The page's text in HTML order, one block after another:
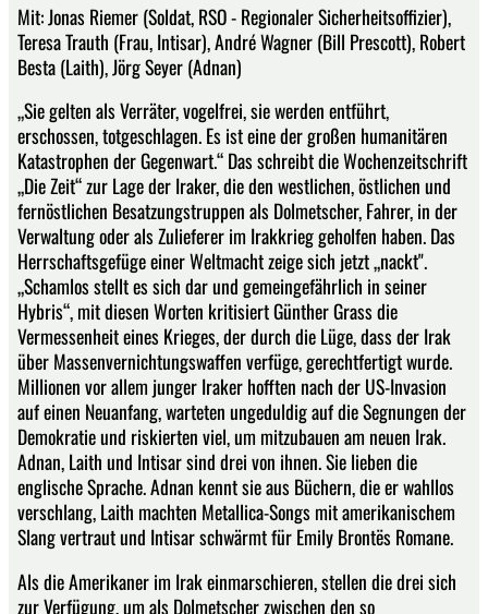
Mit: Jonas Riemer (Soldat, RSO - Regionaler Sicherheitsoffizier),
Teresa Trauth (Frau, Intisar), André Wagner (Bill Prescott), Robert
Besta (Laith), Jörg Seyer (Adnan)
„Sie gelten als Verräter, vogelfrei, sie werden entführt,
erschossen, totgeschlagen. Es ist eine der großen humanitären
Katastrophen der Gegenwart.“ Das schreibt die Wochenzeitschrift
„Die Zeit“ zur Lage der Iraker, die den westlichen, östlichen und
fernöstlichen Besatzungstruppen als Dolmetscher, Fahrer, in der
Verwaltung oder als Zulieferer im Irakkrieg geholfen haben. Das
Herrschaftsgefüge einer Weltmacht zeige sich jetzt „nackt".
„Schamlos stellt es sich dar und gemeingefährlich in seiner
Hybris“, mit diesen Worten kritisiert Günther Grass die
Vermessenheit eines Krieges, der durch die Lüge, dass der Irak
über Massenvernichtungswaffen verfüge, gerechtfertigt wurde.
Millionen vor allem junger Iraker hofften nach der US-Invasion
auf einen Neuanfang, warteten ungeduldig auf die Segnungen der
Demokratie und riskierten viel, um mitzubauen am neuen Irak.
Adnan, Laith und Intisar sind drei von ihnen. Sie lieben die
englische Sprache. Adnan kennt sie aus Büchern, die er wahllos
verschlang, Laith machten Metallica-Songs mit amerikanischem
Slang vertraut und Intisar schwärmt für Emily Brontës Romane.
Als die Amerikaner im Irak einmarschieren, stellen die drei sich
zur Verfügung, um als Dolmetscher zwischen den so